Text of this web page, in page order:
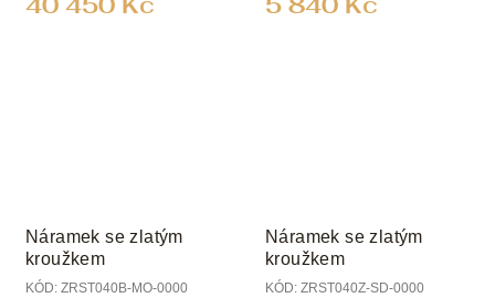
Náramek se zlatým
kroužkem
KÓD: ZRST040B-MO-0000
Náramek se zlatým
kroužkem
KÓD: ZRST040Z-SD-0000